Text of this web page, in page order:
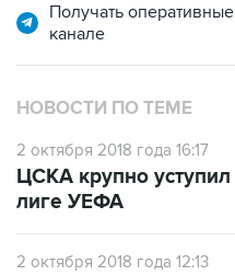
Получать
канале
НОВОСТИ ПО ТЕМЕ
2 октября 2018 года 16:17
ЦСКА крупно
лиге УЕФА
2 октября 2018 года 12:13